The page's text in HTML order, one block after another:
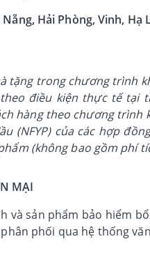
Hải Phòng, Vinh, Hạ
tặng trong chương trình
theo điều kiện thực tế
hàng theo chương trình
(NFYP) của các hợp
(không bao gồm phí
MẠI
và sản phẩm bảo hiểm
phối qua hệ thống